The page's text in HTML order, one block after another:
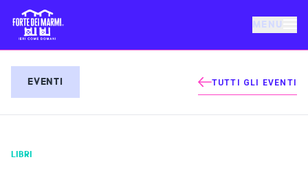
MENU
EVENTI
NOTIZIE
EVENTI TUTTI GLI EVENTI
LIBRI